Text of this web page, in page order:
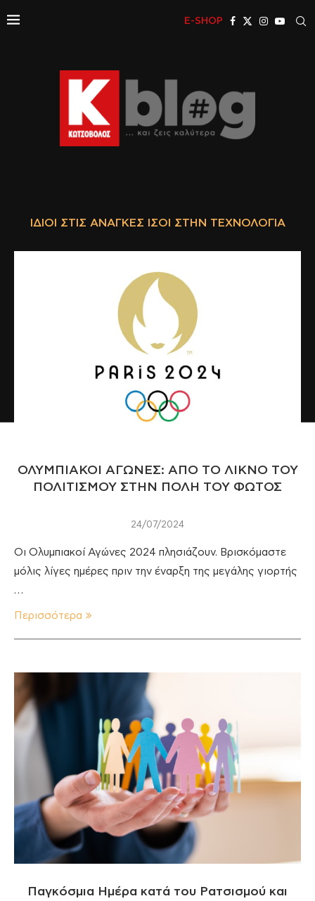
E-SHOP
ΊΔΙΟΙ ΣΤΙΣ ΑΝΆΓΚΕΣ ΊΣΟΙ ΣΤΗΝ ΤΕΧΝΟΛΟΓΊΑ
ΟΛΥΜΠΙΑΚΟΙ ΑΓΩΝΕΣ: ΑΠΟ ΤΟ ΛΙΚΝΟ ΤΟΥ
ΠΟΛΙΤΙΣΜΟΥ ΣΤΗΝ ΠΟΛΗ ΤΟΥ ΦΩΤΟΣ
24/07/2024
Οι Ολυμπιακοί Αγώνες 2024 πλησιάζουν. Βρισκόμαστε
μόλις λίγες ημέρες πριν την έναρξη της μεγάλης γιορτής
…
Περισσότερα
Παγκόσμια Ημέρα κατά του Ρατσισμού και